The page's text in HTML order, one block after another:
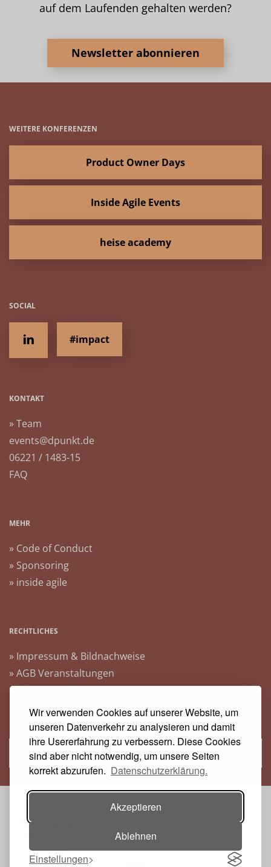
Wir verwenden Cookies auf unserer Website, um
unseren Datenverkehr zu analysieren und damit
ihre Usererfahrung zu verbessern. Diese Cookies
sind aber nicht notwendig, um unsere Seiten
korrekt abzurufen. Datenschutzerklärung.
Akzeptieren
Ablehnen
Einstellungen
auf dem Laufenden gehalten werden?
Newsletter abonnieren
WEITERE KONFERENZEN
Product Owner Days
Inside Agile Events
heise academy
SOCIAL
#impact
KONTAKT
» Team
events@dpunkt.de
06221 / 1483-15
FAQ
MEHR
» Code of Conduct
» Sponsoring
» inside agile
RECHTLICHES
» Impressum & Bildnachweise
» AGB Veranstaltungen
» Datenschutzerklärung Heise Medien
» Datenschutzerklärung Rheinwerk Verlag
» Cookie-Einstellungen ändern
» Vertrag widerrufen